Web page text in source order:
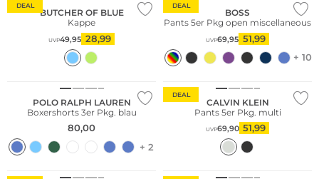
DEAL
BUTCHER OF BLUE
Kappe
UVP49,95 28,99
DEAL
BOSS
Pants 5er Pkg open miscellaneous
UVP69,95 51,99
+ 10
POLO RALPH LAUREN
Boxershorts 3er Pkg. blau
80,00
+ 2
DEAL
Multi Pack
Nur Online
CALVIN KLEIN
Pants 5er Pkg. multi
UVP69,90 51,99
Multi Pack